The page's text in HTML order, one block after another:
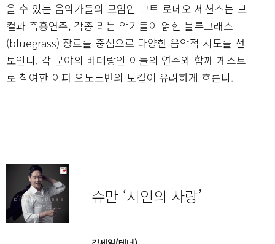
을 수 있는 음악가들의 모임인 고트 로데오 세션스는 보
컬과 즉흥연주, 각종 리듬 악기들이 얽힌 블루그래스
(bluegrass) 장르를 중심으로 다양한 음악적 시도를 선
보인다. 각 분야의 베테랑인 이들의 연주와 함께 게스트
로 참여한 이퍼 오도노번의 보컬이 유려하게 흐른다.
슈만 ‘시인의 사랑’